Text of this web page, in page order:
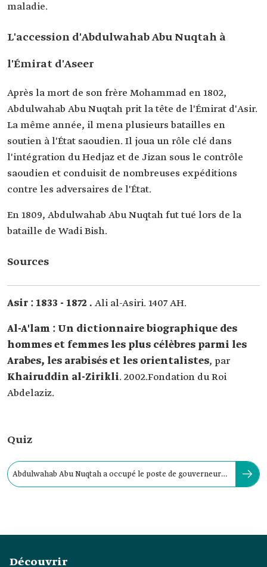
maladie.
L'accession d'Abdulwahab Abu Nuqtah à
l'Émirat d'Aseer
Après la mort de son frère Mohammad en 1802,
Abdulwahab Abu Nuqtah prit la tête de l'Émirat d'Asir.
La même année, il mena plusieurs batailles en
soutien à l'État saoudien. Il joua un rôle clé dans
l'intégration du Hedjaz et de Jizan sous le contrôle
saoudien et conduisit de nombreuses expéditions
contre les adversaires de l'État.
En 1809, Abdulwahab Abu Nuqtah fut tué lors de la
bataille de Wadi Bish.
Sources
Asir : 1833 - 1872 . Ali al-Asiri. 1407 AH.
Al-A'lam : Un dictionnaire biographique des
hommes et femmes les plus célèbres parmi les
Arabes, les arabisés et les orientalistes, par
Khairuddin al-Zirikli. 2002.Fondation du Roi
Abdelaziz.
Quiz
Abdulwahab Abu Nuqtah a occupé le poste de gouverneur
Découvrir